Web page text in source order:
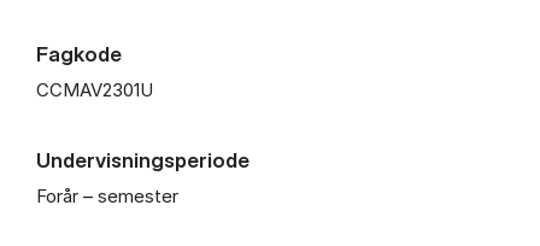
Fagkode
CCMAV2301U
Undervisningsperiode
Forår – semester